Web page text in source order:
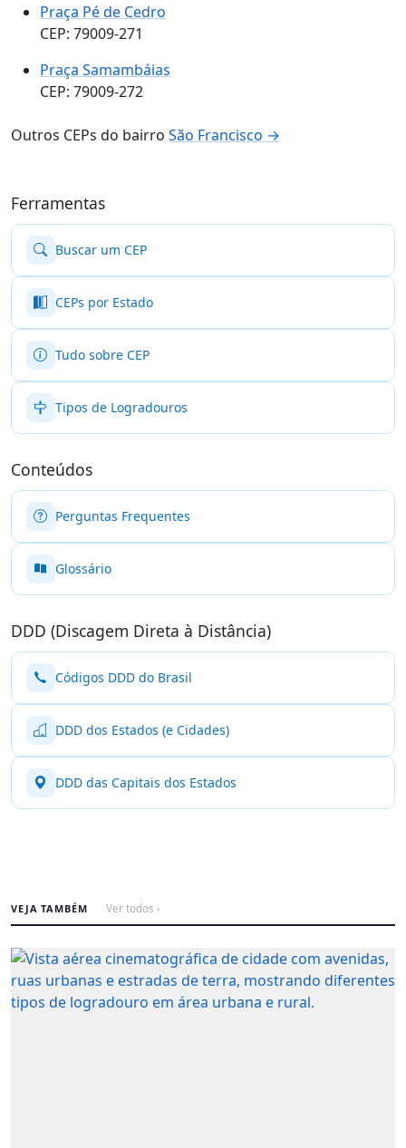
Praça Pé de Cedro
CEP: 79009-271
Praça Samambáias
CEP: 79009-272
Outros CEPs do bairro São Francisco →
Ferramentas
Buscar um CEP
CEPs por Estado
Tudo sobre CEP
Tipos de Logradouros
Conteúdos
Perguntas Frequentes
Glossário
DDD (Discagem Direta à Distância)
Códigos DDD do Brasil
DDD dos Estados (e Cidades)
DDD das Capitais dos Estados
VEJA TAMBÉM Ver todos ›